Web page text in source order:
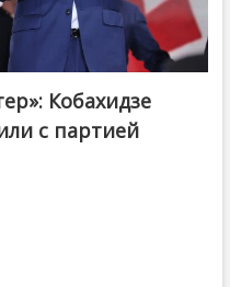
Кобахидзе
с партией